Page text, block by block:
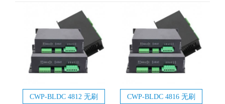
CWP-BLDC 4812 无刷
CWP-BLDC 4816 无刷